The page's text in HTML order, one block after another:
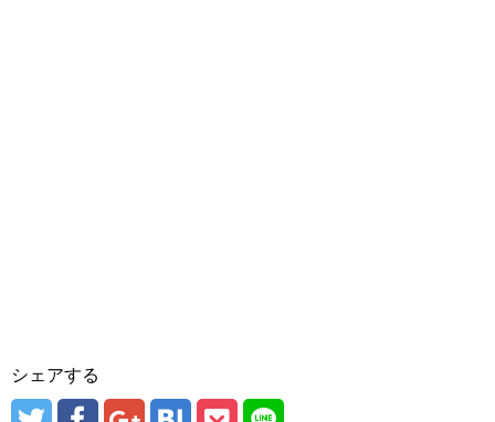
シェアする